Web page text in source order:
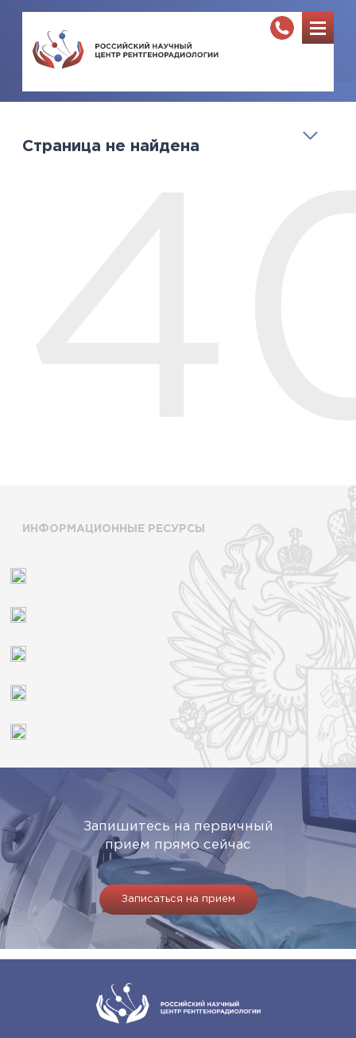
Страница не найдена
ИНФОРМАЦИОННЫЕ РЕСУРСЫ
Запишитесь на первичный
прием прямо сейчас
Записаться на прием